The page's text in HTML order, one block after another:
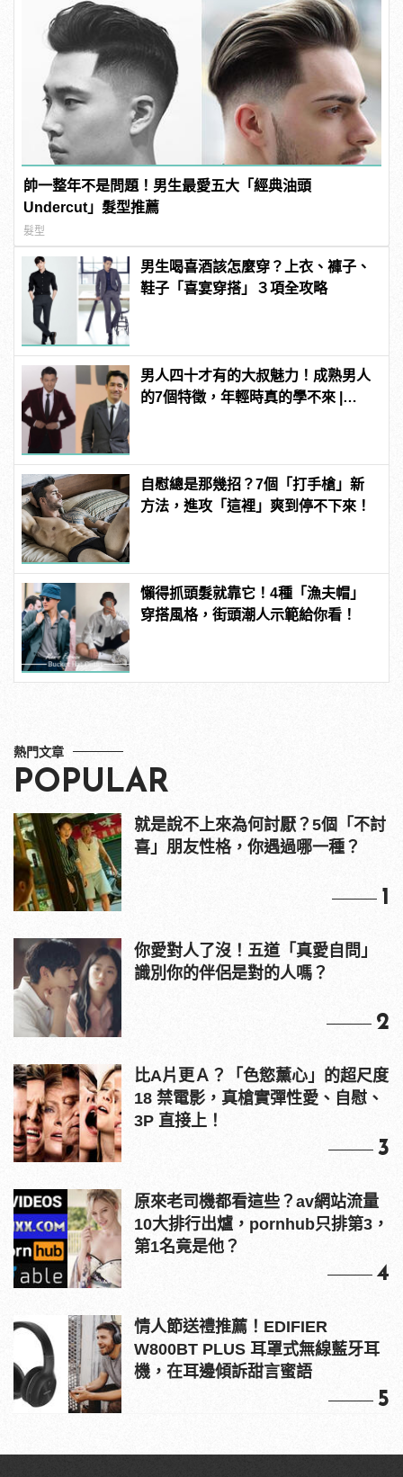
帥一整年不是問題！男生最愛五大「經典油頭
Undercut」髮型推薦
髮型
男生喝喜酒該怎麼穿？上衣、褲子、
鞋子「喜宴穿搭」３項全攻略
男人四十才有的大叔魅力！成熟男人
的7個特徵，年輕時真的學不來 |
自慰總是那幾招？7個「打手槍」新
方法，進攻「這裡」爽到停不下來！
懶得抓頭髮就靠它！4種「漁夫帽」
穿搭風格，街頭潮人示範給你看！
熱門文章
POPULAR
就是說不上來為何討厭？5個「不討
喜」朋友性格，你遇過哪一種？
1
你愛對人了沒！五道「真愛自問」
識別你的伴侶是對的人嗎？
2
比A片更Ａ？「色慾薰心」的超尺度
18 禁電影，真槍實彈性愛、自慰、
3P 直接上！
3
原來老司機都看這些？av網站流量
10大排行出爐，pornhub只排第3，
第1名竟是他？
4
情人節送禮推薦！EDIFIER
W800BT PLUS 耳罩式無線藍牙耳
機，在耳邊傾訴甜言蜜語
5